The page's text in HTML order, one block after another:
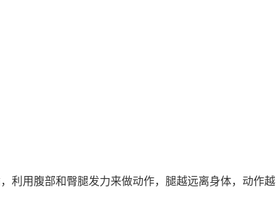
利用腹部和臀腿发力来做动作，腿越远离身体，动作越